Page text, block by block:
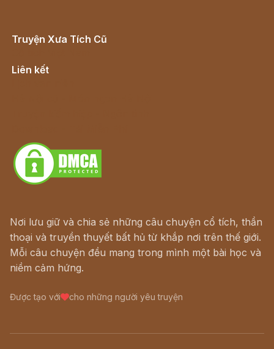
Truyện Xưa Tích Cũ
Liên kết
Nơi lưu giữ và chia sẻ những câu chuyện cổ tích, thần
thoại và truyền thuyết bất hủ từ khắp nơi trên thế giới.
Mỗi câu chuyện đều mang trong mình một bài học và
niềm cảm hứng.
Được tạo với cho những người yêu truyện